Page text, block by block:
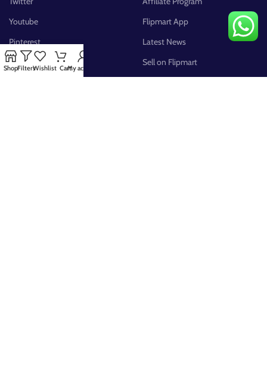
Youtube
Pinterest
FB Group
Flipmart App
Latest News
Sell on Flipmart
ShopFiltersWishlist CartMy account